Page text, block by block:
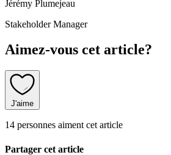
Jérémy Plumejeau
Stakeholder Manager
Aimez-vous cet article?
J'aime
14 personnes aiment cet article
Partager cet article